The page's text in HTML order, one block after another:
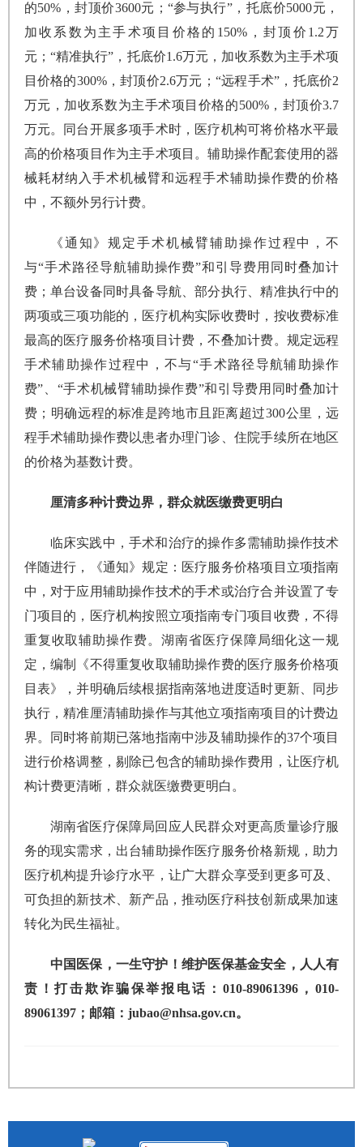
的50%，封顶价3600元；“参与执行”，托底价5000元，
加收系数为主手术项目价格的150%，封顶价1.2万
元；“精准执行”，托底价1.6万元，加收系数为主手术项
目价格的300%，封顶价2.6万元；“远程手术”，托底价2
万元，加收系数为主手术项目价格的500%，封顶价3.7
万元。同台开展多项手术时，医疗机构可将价格水平最
高的价格项目作为主手术项目。辅助操作配套使用的器
械耗材纳入手术机械臂和远程手术辅助操作费的价格
中，不额外另行计费。
《通知》规定手术机械臂辅助操作过程中，不
与“手术路径导航辅助操作费”和引导费用同时叠加计
费；单台设备同时具备导航、部分执行、精准执行中的
两项或三项功能的，医疗机构实际收费时，按收费标准
最高的医疗服务价格项目计费，不叠加计费。规定远程
手术辅助操作过程中，不与“手术路径导航辅助操作
费”、“手术机械臂辅助操作费”和引导费用同时叠加计
费；明确远程的标准是跨地市且距离超过300公里，远
程手术辅助操作费以患者办理门诊、住院手续所在地区
的价格为基数计费。
厘清多种计费边界，群众就医缴费更明白
临床实践中，手术和治疗的操作多需辅助操作技术
伴随进行，《通知》规定：医疗服务价格项目立项指南
中，对于应用辅助操作技术的手术或治疗合并设置了专
门项目的，医疗机构按照立项指南专门项目收费，不得
重复收取辅助操作费。湖南省医疗保障局细化这一规
定，编制《不得重复收取辅助操作费的医疗服务价格项
目表》，并明确后续根据指南落地进度适时更新、同步
执行，精准厘清辅助操作与其他立项指南项目的计费边
界。同时将前期已落地指南中涉及辅助操作的37个项目
进行价格调整，剔除已包含的辅助操作费用，让医疗机
构计费更清晰，群众就医缴费更明白。
湖南省医疗保障局回应人民群众对更高质量诊疗服
务的现实需求，出台辅助操作医疗服务价格新规，助力
医疗机构提升诊疗水平，让广大群众享受到更多可及、
可负担的新技术、新产品，推动医疗科技创新成果加速
转化为民生福祉。
中国医保，一生守护！维护医保基金安全，人人有
责！打击欺诈骗保举报电话：010-89061396，010-
89061397；邮箱：jubao@nhsa.gov.cn。